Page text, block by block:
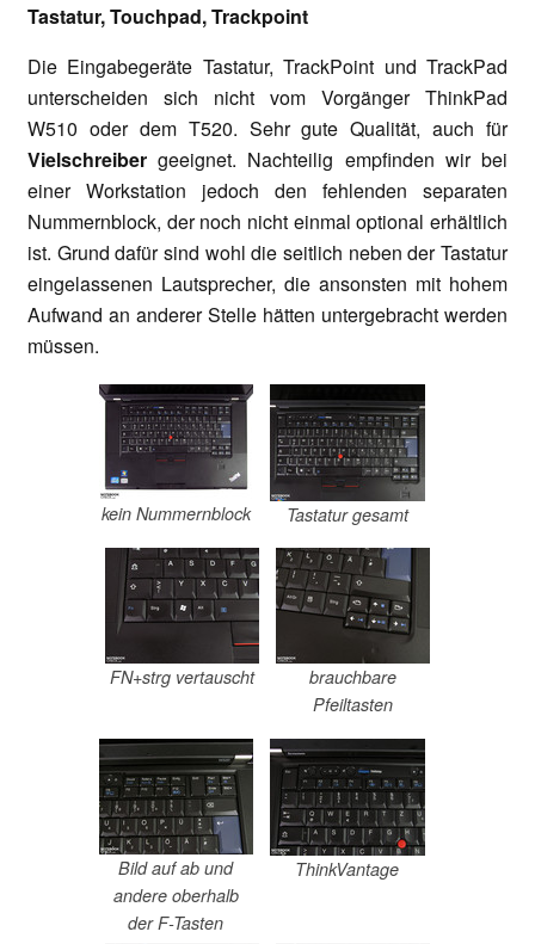
Tastatur, Touchpad, Trackpoint
Die Eingabegeräte Tastatur, TrackPoint und TrackPad
unterscheiden sich nicht vom Vorgänger ThinkPad
W510 oder dem T520. Sehr gute Qualität, auch für
Vielschreiber geeignet. Nachteilig empfinden wir bei
einer Workstation jedoch den fehlenden separaten
Nummernblock, der noch nicht einmal optional erhältlich
ist. Grund dafür sind wohl die seitlich neben der Tastatur
eingelassenen Lautsprecher, die ansonsten mit hohem
Aufwand an anderer Stelle hätten untergebracht werden
müssen.
kein Nummernblock Tastatur gesamt
FN+strg vertauscht
brauchbare
Pfeiltasten
Bild auf ab und
andere oberhalb
der F-Tasten
ThinkVantage